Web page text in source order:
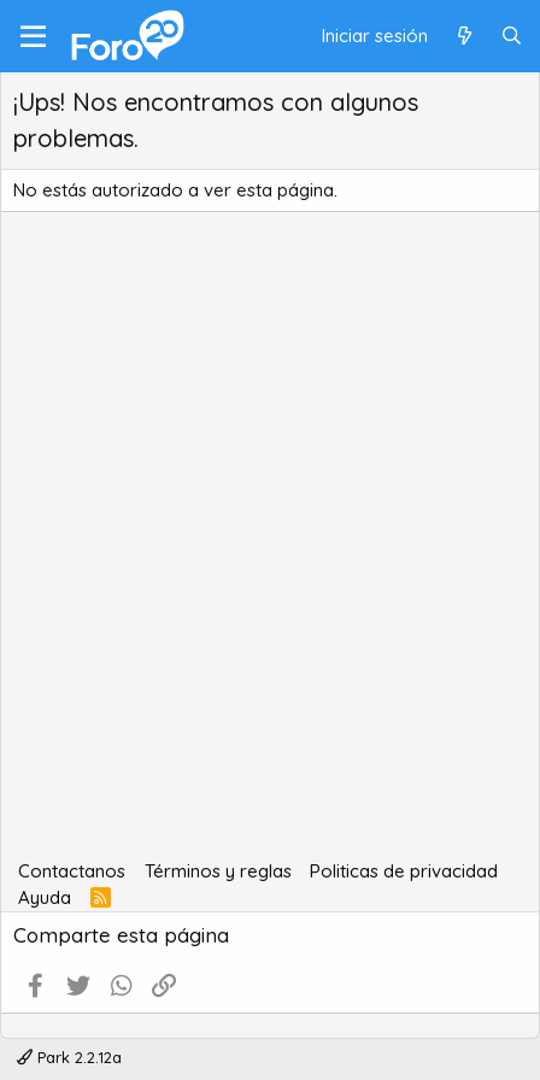
Iniciar sesión
¡Ups! Nos encontramos con algunos
problemas.
No estás autorizado a ver esta página.
Contactanos Términos y reglas
Politicas de privacidad
Ayuda
R
S
S
Comparte esta página
Facebook
Twitter WhatsApp
Park 2.2.12a